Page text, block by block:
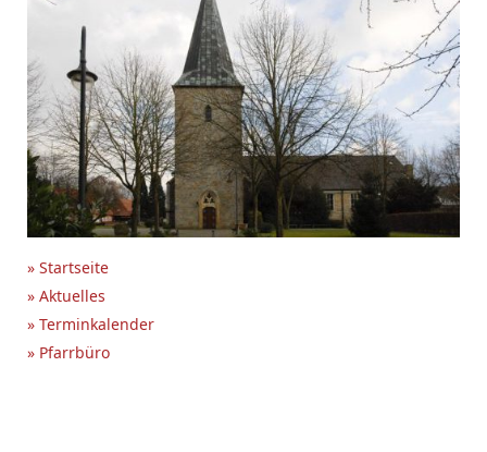
» Startseite
» Aktuelles
» Terminkalender
» Pfarrbüro